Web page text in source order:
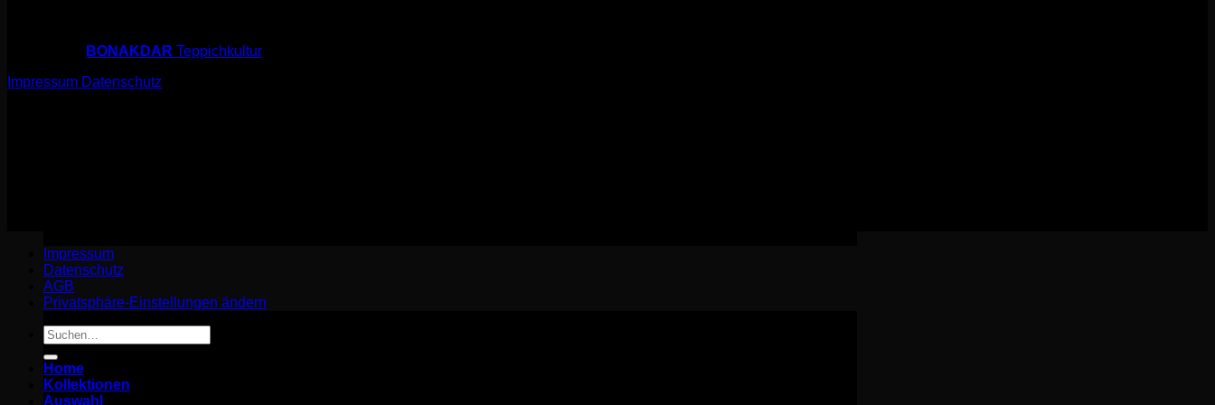
BONAKDAR Teppichkultur
Impressum Datenschutz
Impressum
Datenschutz
AGB
Privatsphäre-Einstellungen ändern
Suchen
nach:
Home
Kollektionen
Auswahl